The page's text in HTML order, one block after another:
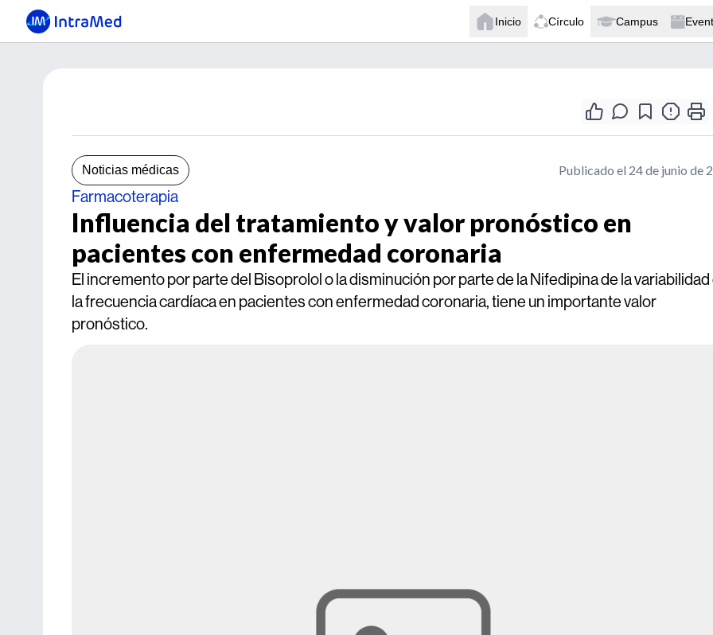
Inicio Círculo Campus
Noticias médicas Publicado el 24 de junio de
Farmacoterapia
Influencia del tratamiento y valor pronóstico en
pacientes con enfermedad coronaria
El incremento por parte del Bisoprolol o la disminución por parte de la Nifedipina de la variabilidad
la frecuencia cardíaca en pacientes con enfermedad coronaria, tiene un importante valor
pronóstico.